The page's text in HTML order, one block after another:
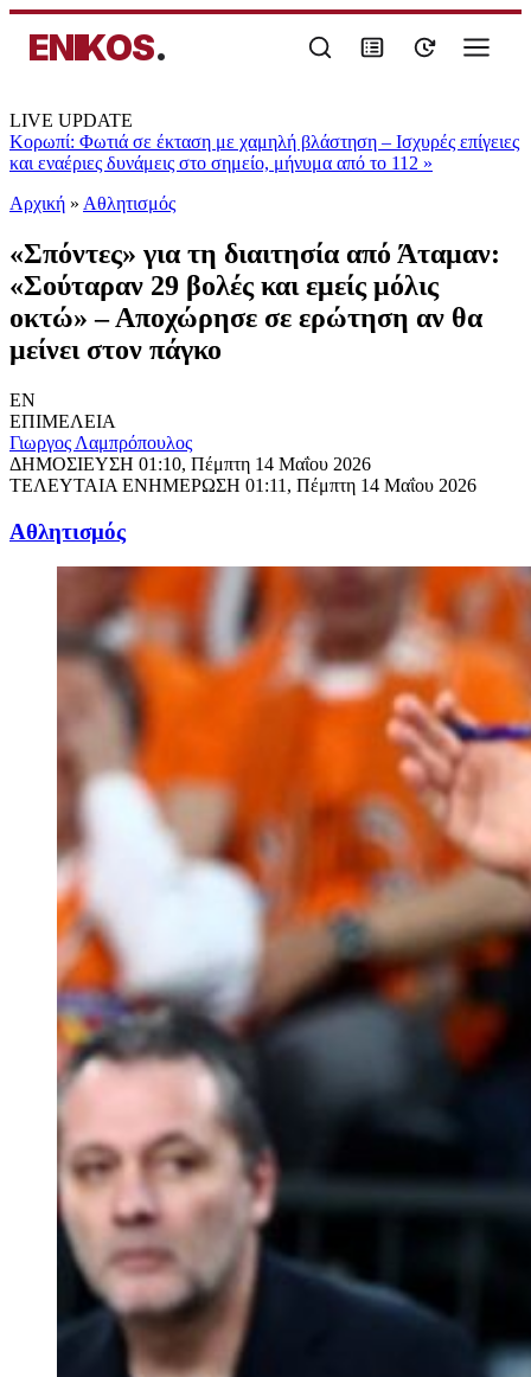
ENIKOS.
LIVE UPDATE
Κορωπί: Φωτιά σε έκταση με χαμηλή βλάστηση – Ισχυρές επίγειες
και εναέριες δυνάμεις στο σημείο, μήνυμα από το 112 »
Αρχική » Αθλητισμός
«Σπόντες» για τη διαιτησία από Άταμαν:
«Σούταραν 29 βολές και εμείς μόλις
οκτώ» – Αποχώρησε σε ερώτηση αν θα
μείνει στον πάγκο
EN
ΕΠΙΜΕΛΕΙΑ
Γιωργος Λαμπρόπουλος
ΔΗΜΟΣΙΕΥΣΗ 01:10, Πέμπτη 14 Μαΐου 2026
ΤΕΛΕΥΤΑΙΑ ΕΝΗΜΕΡΩΣΗ 01:11, Πέμπτη 14 Μαΐου 2026
Αθλητισμός